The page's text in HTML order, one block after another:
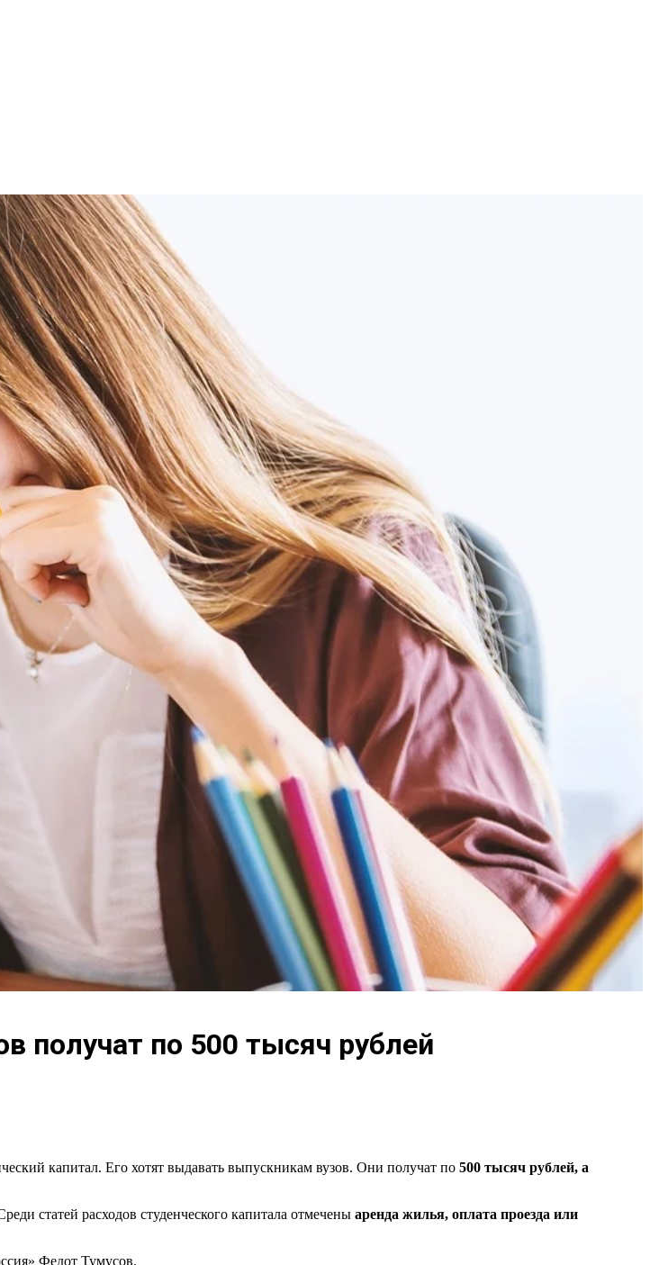
получат по 500 тысяч рублей
капитал. Его хотят выдавать выпускникам вузов. Они получат по 500 тысяч рублей, а
статей расходов студенческого капитала отмечены аренда жилья, оплата проезда или
Федот Тумусов.